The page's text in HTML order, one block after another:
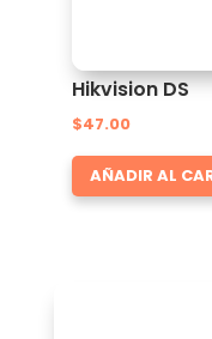
Hikvision DS
$47.00
AÑADIR AL